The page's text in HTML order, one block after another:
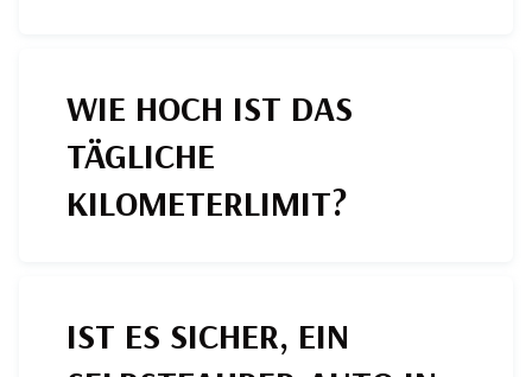
WIE HOCH IST DAS
TÄGLICHE
KILOMETERLIMIT?
IST ES SICHER, EIN